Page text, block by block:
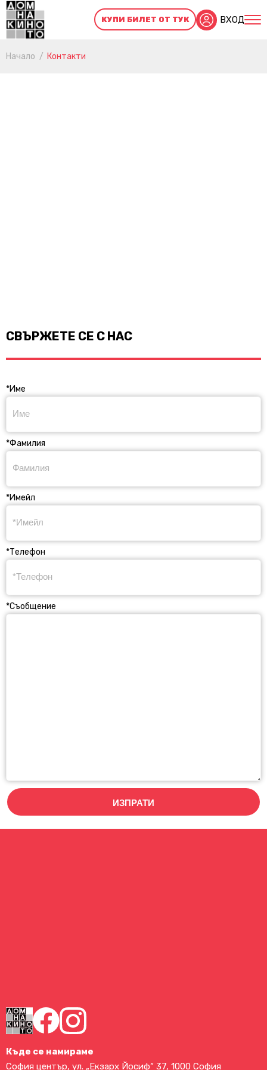
КУПИ БИЛЕТ ОТ ТУК ВХОД
Начало Контакти
СВЪРЖЕТЕ СЕ С НАС
*Име
*Фамилия
*Имейл
*Телефон
*Съобщение
ИЗПРАТИ
Къде се намираме
София център, ул. „Екзарх Йосиф“ 37, 1000 София